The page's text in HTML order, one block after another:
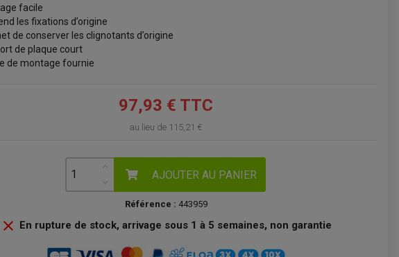
facile
les fixations d’origine
de conserver les clignotants d’origine
de plaque court
de montage fournie
97,93 € TTC
au lieu de 115,21 €
AJOUTER AU PANIER
Référence : 443959
 En rupture de stock, arrivage sous 1 à 5 semaines, non garantie